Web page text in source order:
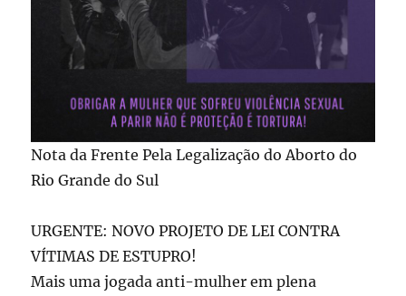
Nota da Frente Pela Legalização do Aborto do
Rio Grande do Sul
URGENTE: NOVO PROJETO DE LEI CONTRA
VÍTIMAS DE ESTUPRO!
Mais uma jogada anti-mulher em plena